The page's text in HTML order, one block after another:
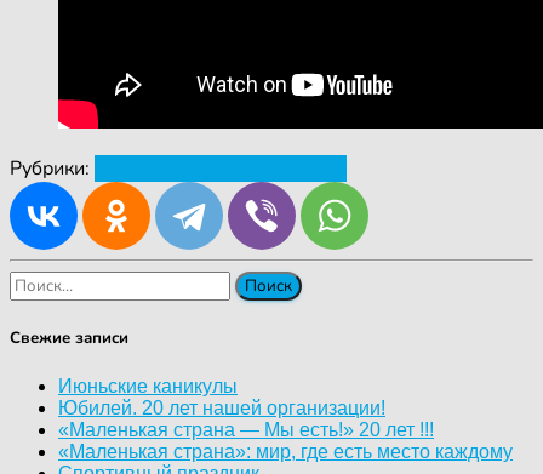
Рубрики:
Найти:
Свежие записи
Июньские каникулы
Юбилей. 20 лет нашей организации!
«Маленькая страна — Мы есть!» 20 лет !!!
«Маленькая страна»: мир, где есть место каждому